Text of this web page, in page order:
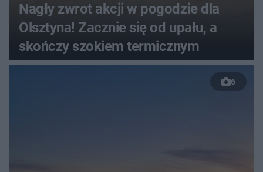
Nagły zwrot akcji w pogodzie dla
Olsztyna! Zacznie się od upału, a
skończy szokiem termicznym
6